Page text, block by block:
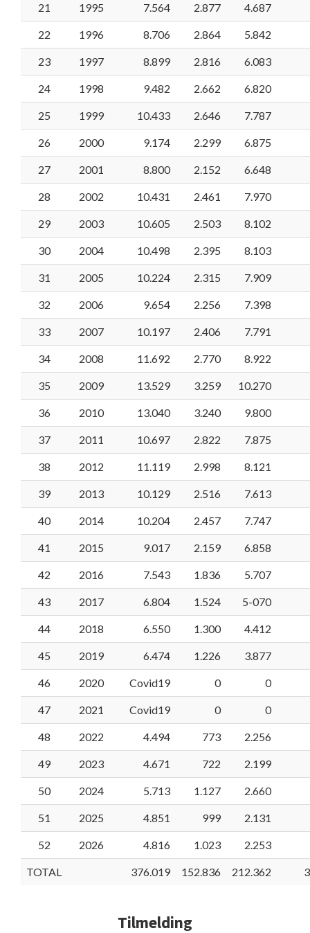
21 1995 7.564 2.877 4.687
22 1996 8.706 2.864 5.842
23 1997 8.899 2.816 6.083
24 1998 9.482 2.662 6.820
25 1999 10.433 2.646 7.787
26 2000 9.174 2.299 6.875
27 2001 8.800 2.152 6.648
28 2002 10.431 2.461 7.970
29 2003 10.605 2.503 8.102
30 2004 10.498 2.395 8.103
31 2005 10.224 2.315 7.909
32 2006 9.654 2.256 7.398
33 2007 10.197 2.406 7.791
34 2008 11.692 2.770 8.922
35 2009 13.529 3.259 10.270
36 2010 13.040 3.240 9.800
37 2011 10.697 2.822 7.875
38 2012 11.119 2.998 8.121
39 2013 10.129 2.516 7.613
40 2014 10.204 2.457 7.747
41 2015 9.017 2.159 6.858
42 2016 7.543 1.836 5.707
43 2017 6.804 1.524 5-070
44 2018 6.550 1.300 4.412
45 2019 6.474 1.226 3.877
46 2020 Covid19 0 0
47 2021 Covid19 0 0
48 2022 4.494 773 2.256
49 2023 4.671 722 2.199
50 2024 5.713 1.127 2.660
51 2025 4.851 999 2.131
52 2026 4.816 1.023 2.253
TOTAL 376.019 152.836 212.362
Tilmelding